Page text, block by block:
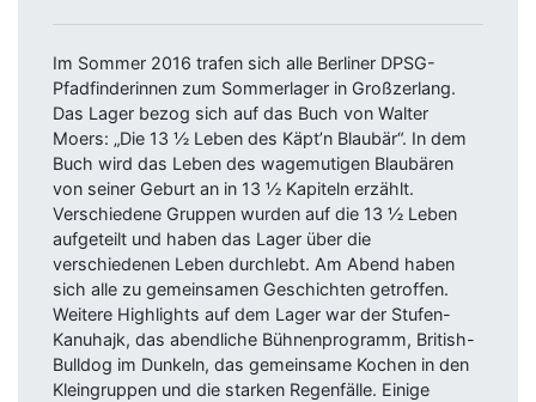
Im Sommer 2016 trafen sich alle Berliner DPSG-
Pfadfinderinnen zum Sommerlager in Großzerlang.
Das Lager bezog sich auf das Buch von Walter
Moers: „Die 13 ½ Leben des Käpt’n Blaubär“. In dem
Buch wird das Leben des wagemutigen Blaubären
von seiner Geburt an in 13 ½ Kapiteln erzählt.
Verschiedene Gruppen wurden auf die 13 ½ Leben
aufgeteilt und haben das Lager über die
verschiedenen Leben durchlebt. Am Abend haben
sich alle zu gemeinsamen Geschichten getroffen.
Weitere Highlights auf dem Lager war der Stufen-
Kanuhajk, das abendliche Bühnenprogramm, British-
Bulldog im Dunkeln, das gemeinsame Kochen in den
Kleingruppen und die starken Regenfälle. Einige